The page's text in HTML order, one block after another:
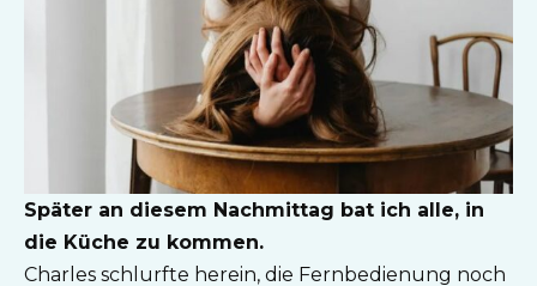
Später an diesem Nachmittag bat ich alle, in
die Küche zu kommen.
Charles schlurfte herein, die Fernbedienung noch